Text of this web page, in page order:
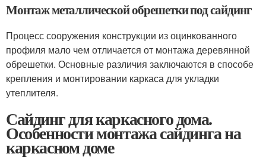
Монтаж металлической обрешетки под сайдинг
Процесс сооружения конструкции из оцинкованного
профиля мало чем отличается от монтажа деревянной
обрешетки. Основные различия заключаются в способе
крепления и монтировании каркаса для укладки
утеплителя.
Сайдинг для каркасного дома.
Особенности монтажа сайдинга на
каркасном доме